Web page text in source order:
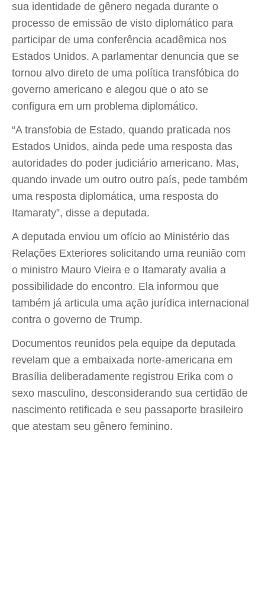
sua identidade de gênero negada durante o
processo de emissão de visto diplomático para
participar de uma conferência acadêmica nos
Estados Unidos. A parlamentar denuncia que se
tornou alvo direto de uma política transfóbica do
governo americano e alegou que o ato se
configura em um problema diplomático.
“A transfobia de Estado, quando praticada nos
Estados Unidos, ainda pede uma resposta das
autoridades do poder judiciário americano. Mas,
quando invade um outro outro país, pede também
uma resposta diplomática, uma resposta do
Itamaraty”, disse a deputada.
A deputada enviou um ofício ao Ministério das
Relações Exteriores solicitando uma reunião com
o ministro Mauro Vieira e o Itamaraty avalia a
possibilidade do encontro. Ela informou que
também já articula uma ação jurídica internacional
contra o governo de Trump.
Documentos reunidos pela equipe da deputada
revelam que a embaixada norte-americana em
Brasília deliberadamente registrou Erika com o
sexo masculino, desconsiderando sua certidão de
nascimento retificada e seu passaporte brasileiro
que atestam seu gênero feminino.